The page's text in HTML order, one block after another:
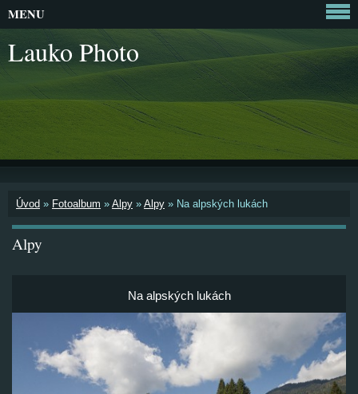
Lauko Photo
Úvod » Fotoalbum » Alpy » Alpy » Na alpských lukách
Alpy
Na alpských lukách
MENU